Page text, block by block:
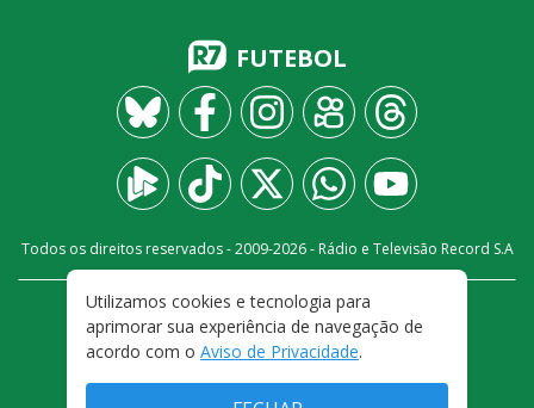
FUTEBOL
Todos os direitos reservados - 2009-2026- Rádio e Televisão Record S.A
FALE CONOSCO
PRIVACIDADE
TERMOS E CONDIÇÕES DE USO
Utilizamos cookies e tecnologia para
aprimorar sua experiência de navegação de
acordo com o Aviso de Privacidade.